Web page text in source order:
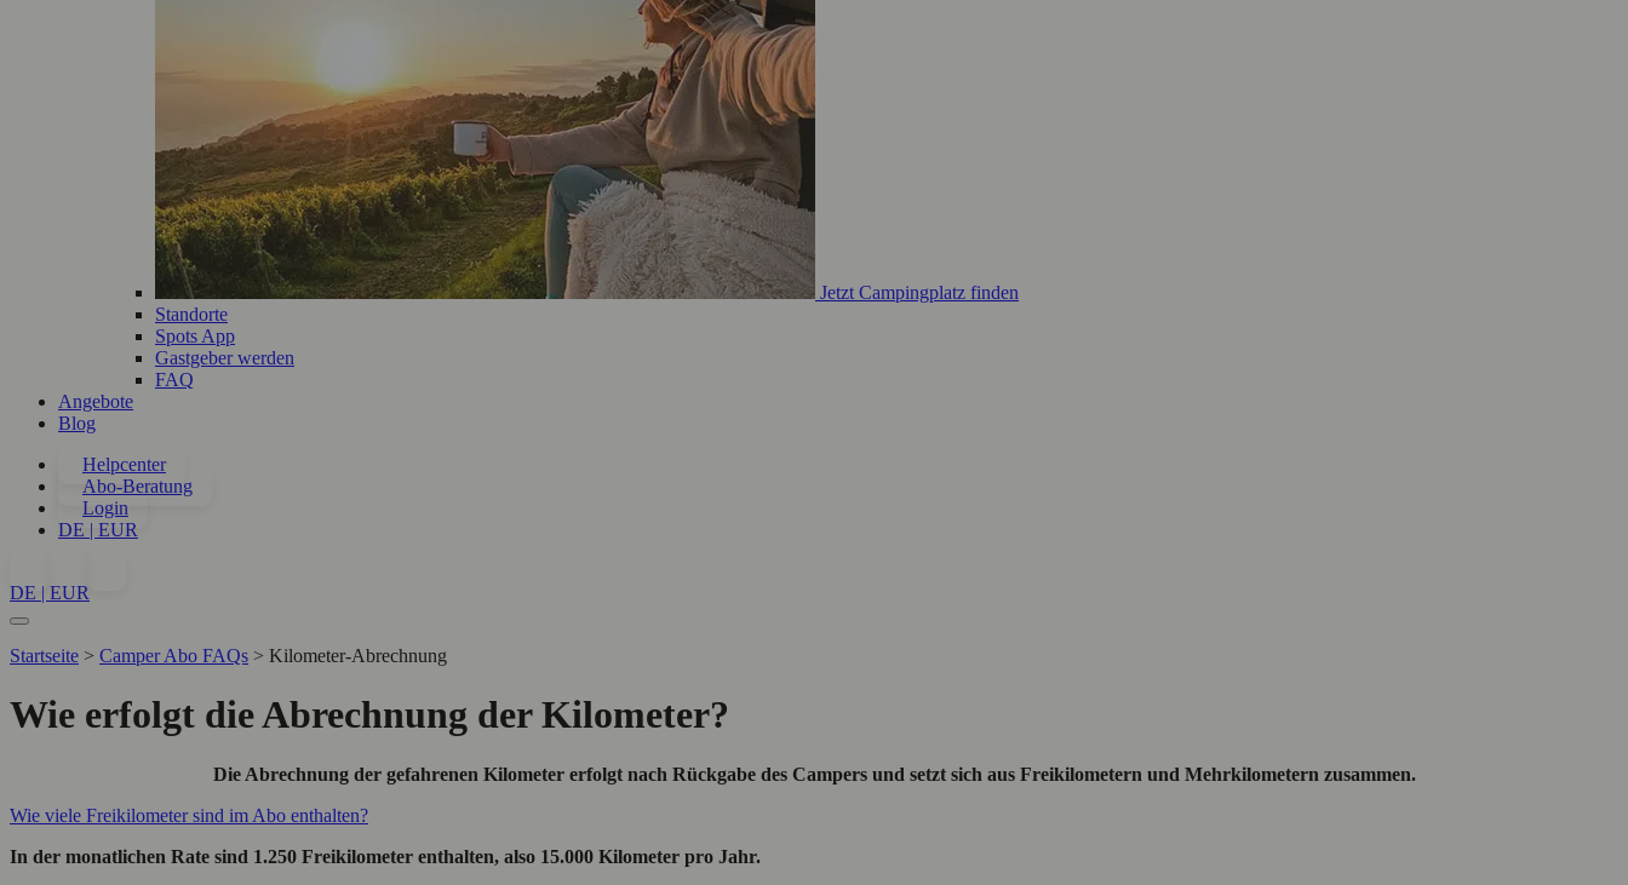
Jetzt Campingplatz finden
Standorte
Spots App
Gastgeber werden
FAQ
Angebote
Blog
Helpcenter
Abo-Beratung
Login
DE | EUR
DE | EUR
Startseite > Camper Abo FAQs > Kilometer-Abrechnung
Wie erfolgt die Abrechnung der Kilometer?
Die Abrechnung der gefahrenen Kilometer erfolgt nach Rückgabe des Campers und setzt sich aus Freikilometern und Mehrkilometern zusammen.
Wie viele Freikilometer sind im Abo enthalten?
In der monatlichen Rate sind 1.250 Freikilometer enthalten, also 15.000 Kilometer pro Jahr.